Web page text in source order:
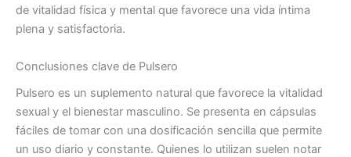
de vitalidad física y mental que favorece una vida íntima
plena y satisfactoria.
Conclusiones clave de Pulsero
Pulsero es un suplemento natural que favorece la vitalidad
sexual y el bienestar masculino. Se presenta en cápsulas
fáciles de tomar con una dosificación sencilla que permite
un uso diario y constante. Quienes lo utilizan suelen notar